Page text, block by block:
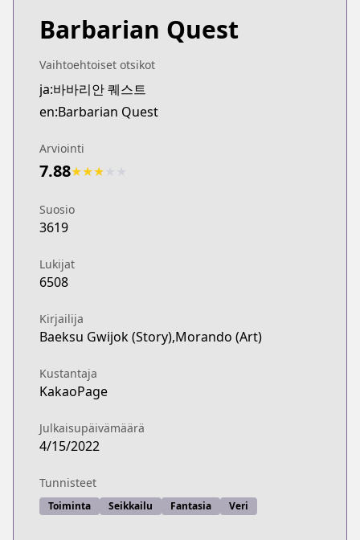
Barbarian Quest
Vaihtoehtoiset otsikot
ja:바바리안 퀘스트
en:Barbarian Quest
Arviointi
7.88★★★
Suosio
3619
Lukijat
6508
Kirjailija
Baeksu Gwijok (Story),Morando (Art)
Kustantaja
KakaoPage
Julkaisupäivämäärä
4/15/2022
Tunnisteet
Toiminta Seikkailu Fantasia Veri